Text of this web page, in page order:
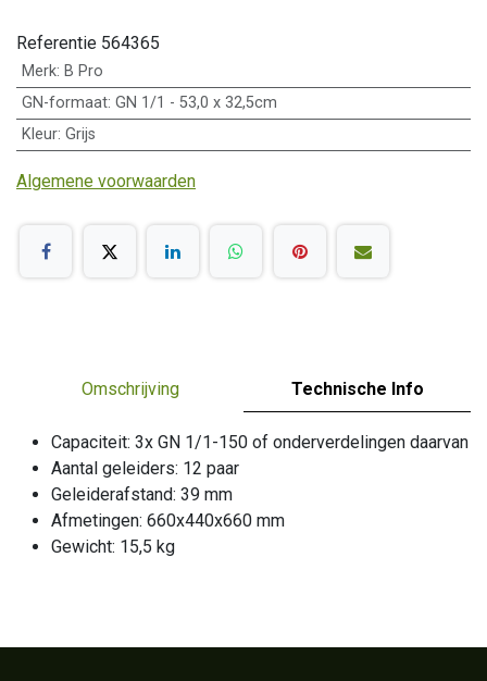
Referentie 564365
Merk: B Pro
GN-formaat: GN 1/1 - 53,0 x 32,5cm
Kleur: Grijs
Algemene voorwaarden
Omschrijving Technische Info
Capaciteit: 3x GN 1/1-150 of onderverdelingen daarvan
Aantal geleiders: 12 paar
Geleiderafstand: 39 mm
Afmetingen: 660x440x660 mm
Gewicht: 15,5 kg